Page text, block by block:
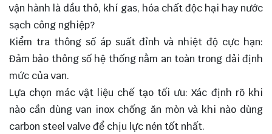
vận hành là dầu thô, khí gas, hóa chất độc hại hay nước
sạch công nghiệp?
Kiểm tra thông số áp suất đỉnh và nhiệt độ cực hạn:
Đảm bảo thông số hệ thống nằm an toàn trong dải định
mức của van.
Lựa chọn mác vật liệu chế tạo tối ưu: Xác định rõ khi
nào cần dùng van inox chống ăn mòn và khi nào dùng
carbon steel valve để chịu lực nén tốt nhất.